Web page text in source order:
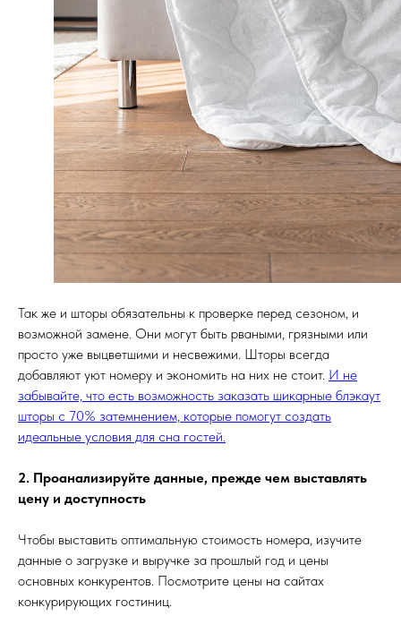
Так же и шторы обязательны к проверке перед сезоном, и
возможной замене. Они могут быть рваными, грязными или
просто уже выцветшими и несвежими. Шторы всегда
добавляют уют номеру и экономить на них не стоит. И не
забывайте, что есть возможность заказать шикарные блэкаут
шторы с 70% затемнением, которые помогут создать
идеальные условия для сна гостей.
2. Проанализируйте данные, прежде чем выставлять
цену и доступность
Чтобы выставить оптимальную стоимость номера, изучите
данные о загрузке и выручке за прошлый год и цены
основных конкурентов. Посмотрите цены на сайтах
конкурирующих гостиниц.